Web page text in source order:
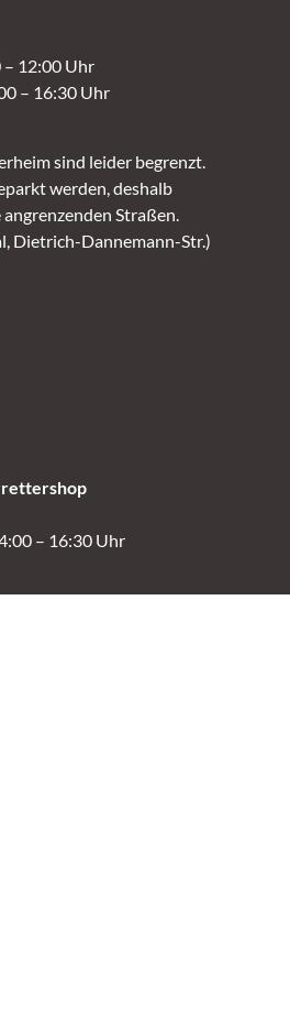
– 12:00 Uhr
– 16:30 Uhr
sind leider begrenzt.
werden, deshalb
Straßen.
Dietrich-Dannemann-Str.)
– 16:30 Uhr